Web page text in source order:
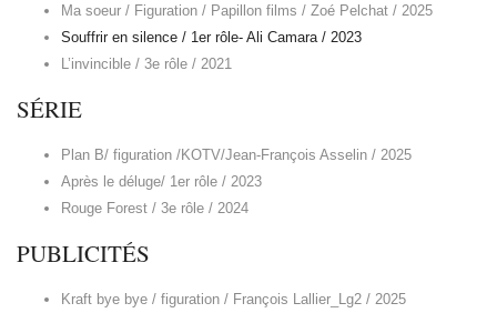
Ma soeur / Figuration / Papillon films / Zoé Pelchat / 2025
Souffrir en silence / 1er rôle- Ali Camara / 2023
L’invincible / 3e rôle / 2021
SÉRIE
Plan B/ figuration /KOTV/Jean-François Asselin / 2025
Après le déluge/ 1er rôle / 2023
Rouge Forest / 3e rôle / 2024
PUBLICITÉS
Kraft bye bye / figuration / François Lallier_Lg2 / 2025